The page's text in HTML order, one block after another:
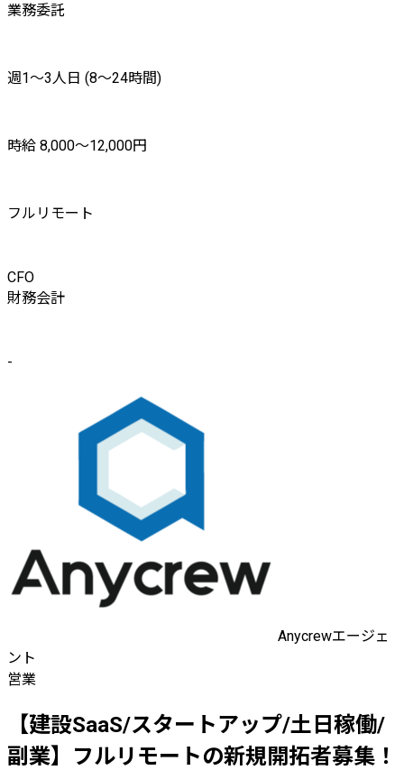
業務委託
週1〜3人日 (8〜24時間)
時給 8,000〜12,000円
フルリモート
CFO
財務会計
-
Anycrewエージェ
ント
営業
【建設SaaS/スタートアップ/土日稼働/
副業】フルリモートの新規開拓者募集！